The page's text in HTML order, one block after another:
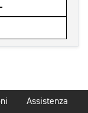
Assistenza